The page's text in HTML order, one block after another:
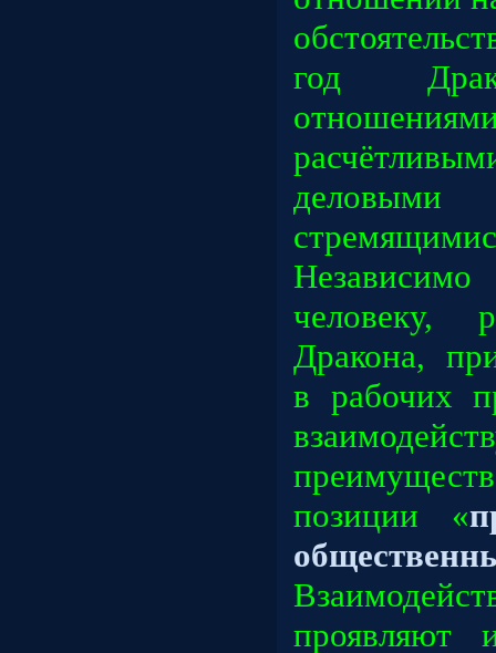
год
деловыми
человеку,
Дракона,
в рабочих
позиции «
проявляют